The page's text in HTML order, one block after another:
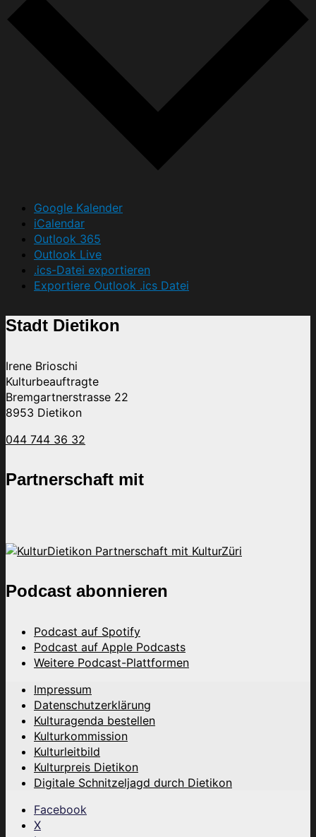
Google Kalender
iCalendar
Outlook 365
Outlook Live
.ics-Datei exportieren
Exportiere Outlook .ics Datei
Stadt Dietikon
Irene Brioschi
Kulturbeauftragte
Bremgartnerstrasse 22
8953 Dietikon
044 744 36 32
Partnerschaft mit
Podcast abonnieren
Podcast auf Spotify
Podcast auf Apple Podcasts
Weitere Podcast-Plattformen
Impressum
Datenschutzerklärung
Kulturagenda bestellen
Kulturkommission
Kulturleitbild
Kulturpreis Dietikon
Digitale Schnitzeljagd durch Dietikon
Facebook
X